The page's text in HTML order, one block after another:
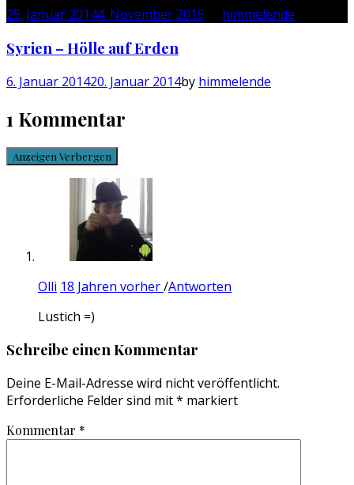
25. Januar 20144. November 2015 himmelende
Syrien – Hölle auf Erden
6. Januar 201420. Januar 2014by himmelende
1 Kommentar
Anzeigen Verbergen
Olli 18 Jahren vorher/Antworten
Lustich =)
Schreibe einen Kommentar
Deine E-Mail-Adresse wird nicht veröffentlicht.
Erforderliche Felder sind mit* markiert
Kommentar *